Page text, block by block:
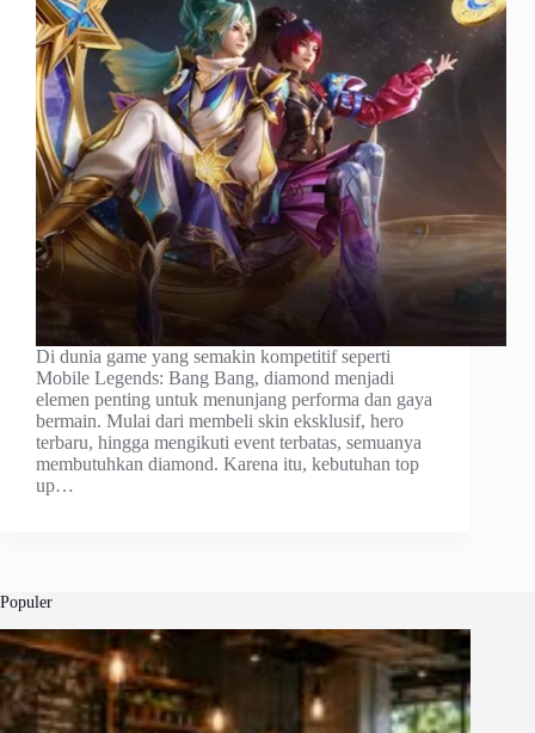
Di dunia game yang semakin kompetitif seperti
Mobile Legends: Bang Bang, diamond menjadi
elemen penting untuk menunjang performa dan gaya
bermain. Mulai dari membeli skin eksklusif, hero
terbaru, hingga mengikuti event terbatas, semuanya
membutuhkan diamond. Karena itu, kebutuhan top
up…
Populer